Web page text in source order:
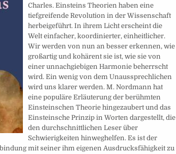
Charles. Einsteins Theorien haben eine
tiefgreifende Revolution in der Wissenschaft
herbeigeführt. In ihrem Licht erscheint die
Welt einfacher, koordinierter, einheitlicher.
Wir werden von nun an besser erkennen, wie
großartig und kohärent sie ist, wie sie von
einer unnachgiebigen Harmonie beherrscht
wird. Ein wenig von dem Unaussprechlichen
wird uns klarer werden. M. Nordmann hat
eine populäre Erläuterung der berühmten
Einsteinschen Theorie hingezaubert und das
Einsteinsche Prinzip in Worten dargestellt, die
den durchschnittlichen Leser über
Schwierigkeiten hinweghelfen. Es ist der
mit seiner ihm eigenen Ausdrucksfähigkeit zu